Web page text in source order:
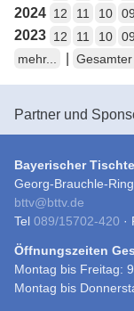
2024 12 11 10 09
2023 12 11 10 09
mehr...
Partner und
Bayerischer
Georg-Brauchle-
bttv@bttv.de
Tel 089/15702-420 ·
Öffnungszeiten
Montag bis Freitag:
Montag bis